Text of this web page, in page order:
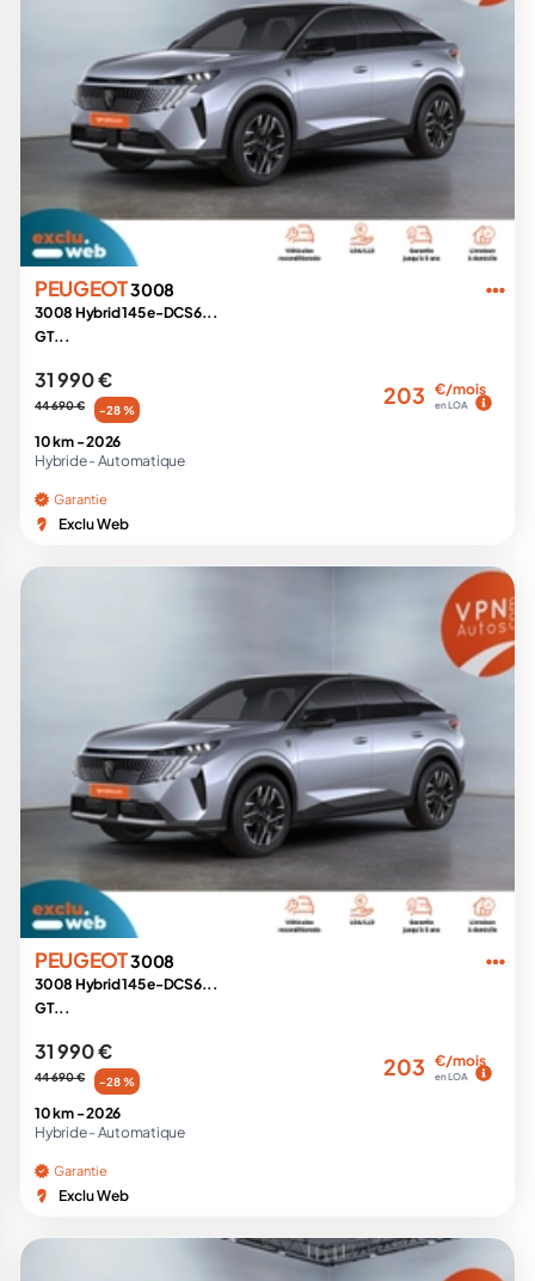
PEUGEOT3008
3008 Hybrid 145 e-DCS6...
GT...
31 990 €
44 690 € -28 %
203 €/mois
en LOA
10 km -2026
Hybride - Automatique
Garantie
Exclu Web
PEUGEOT3008
3008 Hybrid 145 e-DCS6...
GT...
31 990 €
44 690 € -28 %
203 €/mois
en LOA
10 km -2026
Hybride - Automatique
Garantie
Exclu Web